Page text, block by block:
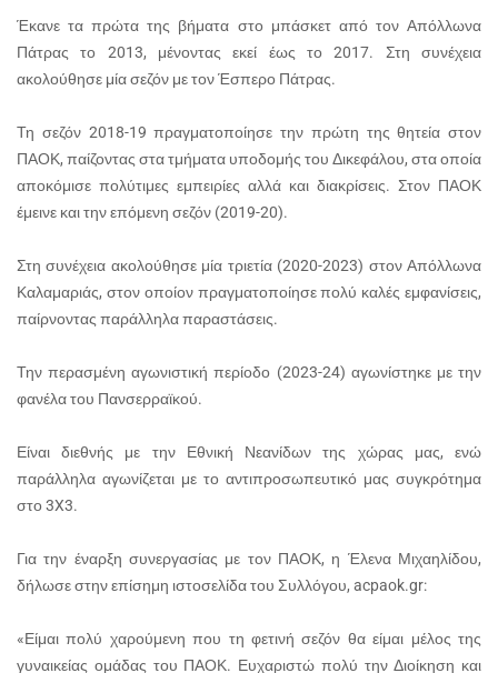
Έκανε τα πρώτα της βήματα στο μπάσκετ από τον Απόλλωνα
Πάτρας το 2013, μένοντας εκεί έως το 2017. Στη συνέχεια
ακολούθησε μία σεζόν με τον Έσπερο Πάτρας.
Τη σεζόν 2018-19 πραγματοποίησε την πρώτη της θητεία στον
ΠΑΟΚ, παίζοντας στα τμήματα υποδομής του Δικεφάλου, στα οποία
αποκόμισε πολύτιμες εμπειρίες αλλά και διακρίσεις. Στον ΠΑΟΚ
έμεινε και την επόμενη σεζόν (2019-20).
Στη συνέχεια ακολούθησε μία τριετία (2020-2023) στον Απόλλωνα
Καλαμαριάς, στον οποίον πραγματοποίησε πολύ καλές εμφανίσεις,
παίρνοντας παράλληλα παραστάσεις.
Την περασμένη αγωνιστική περίοδο (2023-24) αγωνίστηκε με την
φανέλα του Πανσερραϊκού.
Είναι διεθνής με την Εθνική Νεανίδων της χώρας μας, ενώ
παράλληλα αγωνίζεται με το αντιπροσωπευτικό μας συγκρότημα
στο 3X3.
Για την έναρξη συνεργασίας με τον ΠΑΟΚ, η Έλενα Μιχαηλίδου,
δήλωσε στην επίσημη ιστοσελίδα του Συλλόγου, acpaok.gr:
«Είμαι πολύ χαρούμενη που τη φετινή σεζόν θα είμαι μέλος της
γυναικείας ομάδας του ΠΑΟΚ. Ευχαριστώ πολύ την Διοίκηση και